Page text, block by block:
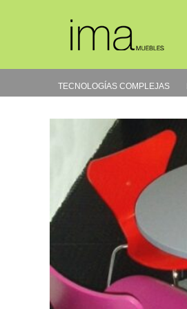
TECNOLOGÍAS COMPLEJAS